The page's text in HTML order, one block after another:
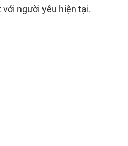
với người yêu hiện tại.